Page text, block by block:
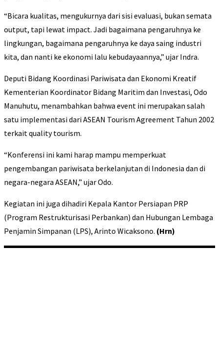
“Bicara kualitas, mengukurnya dari sisi evaluasi, bukan semata
output, tapi lewat impact. Jadi bagaimana pengaruhnya ke
lingkungan, bagaimana pengaruhnya ke daya saing industri
kita, dan nanti ke ekonomi lalu kebudayaannya,” ujar Indra.
Deputi Bidang Koordinasi Pariwisata dan Ekonomi Kreatif
Kementerian Koordinator Bidang Maritim dan Investasi, Odo
Manuhutu, menambahkan bahwa event ini merupakan salah
satu implementasi dari ASEAN Tourism Agreement Tahun 2002
terkait quality tourism.
“Konferensi ini kami harap mampu memperkuat
pengembangan pariwisata berkelanjutan di Indonesia dan di
negara-negara ASEAN,” ujar Odo.
Kegiatan ini juga dihadiri Kepala Kantor Persiapan PRP
(Program Restrukturisasi Perbankan) dan Hubungan Lembaga
Penjamin Simpanan (LPS), Arinto Wicaksono. (Hrn)